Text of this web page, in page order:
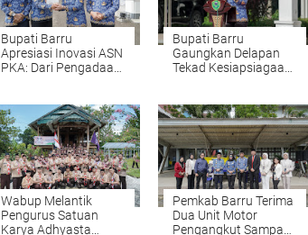
Bupati Barru
Apresiasi Inovasi ASN
PKA: Dari Pengadaan
Stunting
Bupati Barru
Gaungkan Delapan
Tekad Kesiapsiagaan
Wabup Melantik
Pengurus Satuan
Karya Adhyasta
Pemkab Barru Terima
Dua Unit Motor
Pengangkut Sampah